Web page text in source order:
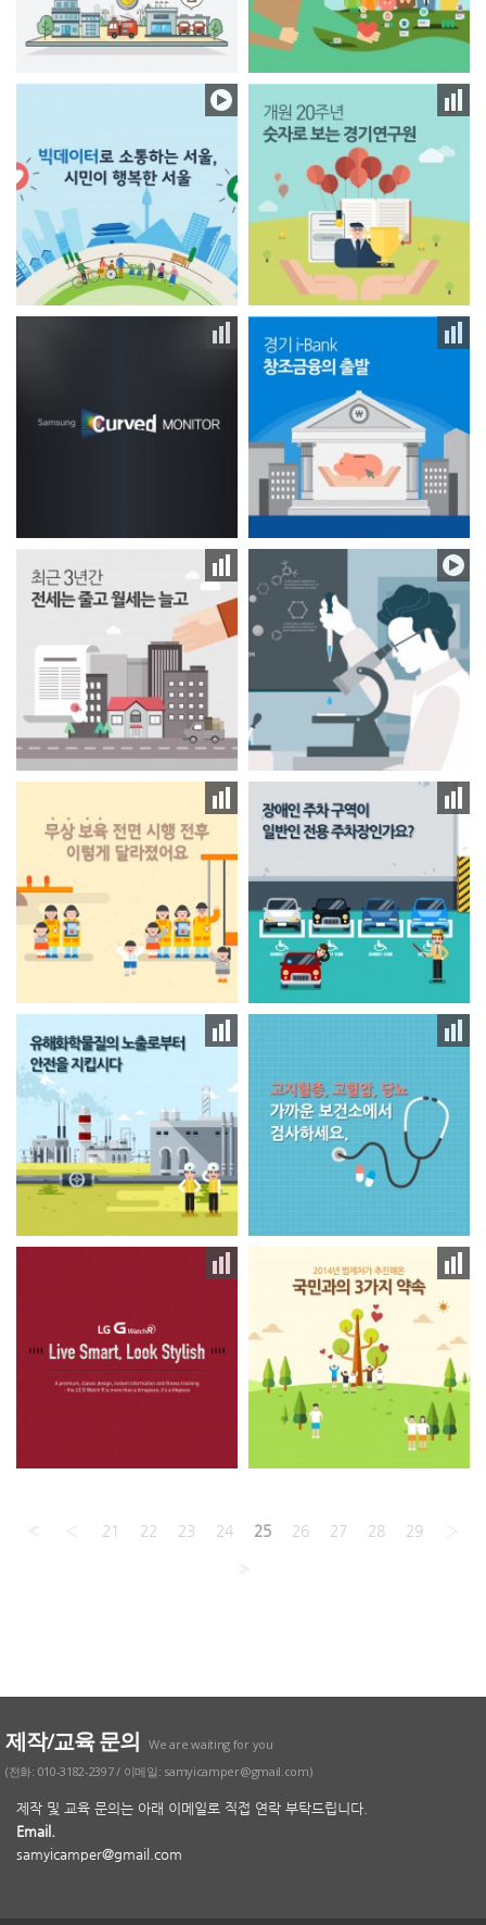
« ‹ 21 22 23 24 25 26 27 28 29 ›
»
제작/교육 문의
We are waiting for you
(전화: 010-3182-2397 / 이메일: samyicamper@gmail.com)
제작 및 교육 문의는 아래 이메일로 직접 연락 부탁드립니다.
Email.
samyicamper@gmail.com